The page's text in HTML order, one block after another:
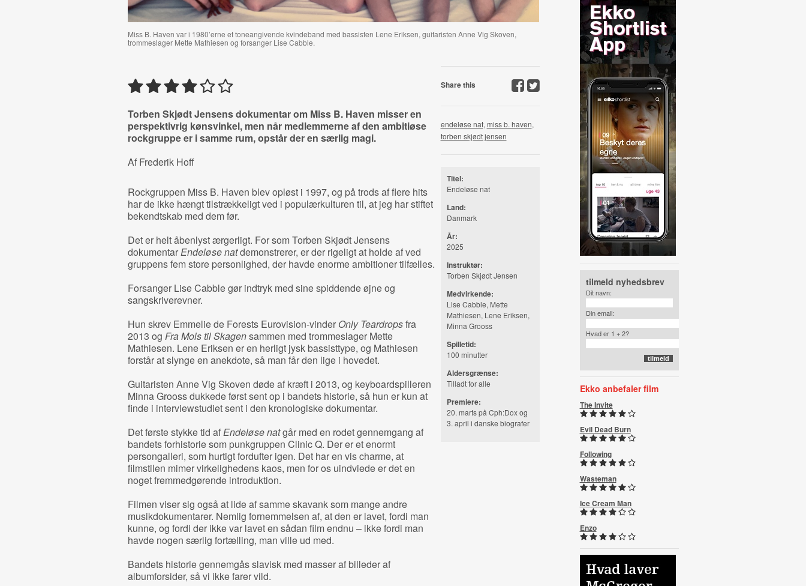
Miss B. Haven var i 1980’erne et toneangivende kvindeband med bassisten Lene Eriksen, guitaristen Anne Vig Skoven,
trommeslager Mette Mathiesen og forsanger Lise Cabble.
Torben Skjødt Jensens dokumentar om Miss B. Haven misser en
perspektivrig kønsvinkel, men når medlemmerne af den ambitiøse
rockgruppe er i samme rum, opstår der en særlig magi.
Af Frederik Hoff
Rockgruppen Miss B. Haven blev opløst i 1997, og på trods af flere hits
har de ikke hængt tilstrækkeligt ved i populærkulturen til, at jeg har stiftet
bekendtskab med dem før.
Det er helt åbenlyst ærgerligt. For som Torben Skjødt Jensens
dokumentarEndeløse natdemonstrerer, er der rigeligt at holde af ved
gruppens fem store personlighed, der havde enorme ambitioner tilfælles.
Forsanger Lise Cabble gør indtryk med sine spiddende øjne og
sangskriverevner.
Hun skrev Emmelie de Forests Eurovision-vinder Only Teardropsfra
2013 og Fra Mols til Skagensammen med trommeslager Mette
Mathiesen. Lene Eriksen er en herligt jysk bassisttype, og Mathiesen
forstår at slynge en anekdote, så man får den lige i hovedet.
Guitaristen Anne Vig Skoven døde af kræft i 2013, og keyboardspilleren
Minna Grooss dukkede først sent op i bandets historie, så hun er kun at
finde i interviewstudiet sent i den kronologiske dokumentar.
Det første stykke tid afEndeløse natgår med en rodet gennemgang af
bandets forhistorie som punkgruppen Clinic Q. Der er et enormt
persongalleri, som hurtigt fordufter igen. Det har en vis charme, at
filmstilen mimer virkelighedens kaos, men for os uindviede er det en
noget fremmedgørende introduktion.
Filmen viser sig også at lide af samme skavank som mange andre
musikdokumentarer. Nemlig fornemmelsen af, at den er lavet, fordi man
kunne, og fordi der ikke var lavet en sådan film endnu – ikke fordi man
havde nogen særlig fortælling, man ville ud med.
Bandets historie gennemgås slavisk med masser af billeder af
albumforsider, så vi ikke farer vild.
Share this
endeløse nat, miss b. haven,
torben skjødt jensen
Titel:
Endeløse nat
Land:
Danmark
År:
2025
Instruktør:
Torben Skjødt Jensen
Medvirkende:
Lise Cabble, Mette
Mathiesen, Lene Eriksen,
Minna Grooss
Spilletid:
100 minutter
Aldersgrænse:
Tilladt for alle
Premiere:
20. marts på Cph:Dox og
3. april i danske biografer
tilmeld nyhedsbrev
Dit navn:
Din email:
Hvad er 1 + 2?
Ekko anbefaler film
The Invite
Evil Dead Burn
Following
Wasteman
Ice Cream Man
Enzo